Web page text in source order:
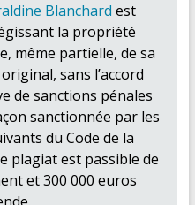
Blanchard est
la propriété
même partielle, de sa
sans l’accord
de sanctions pénales
sanctionnée par les
du Code de la
plagiat est passible de
et 300 000 euros